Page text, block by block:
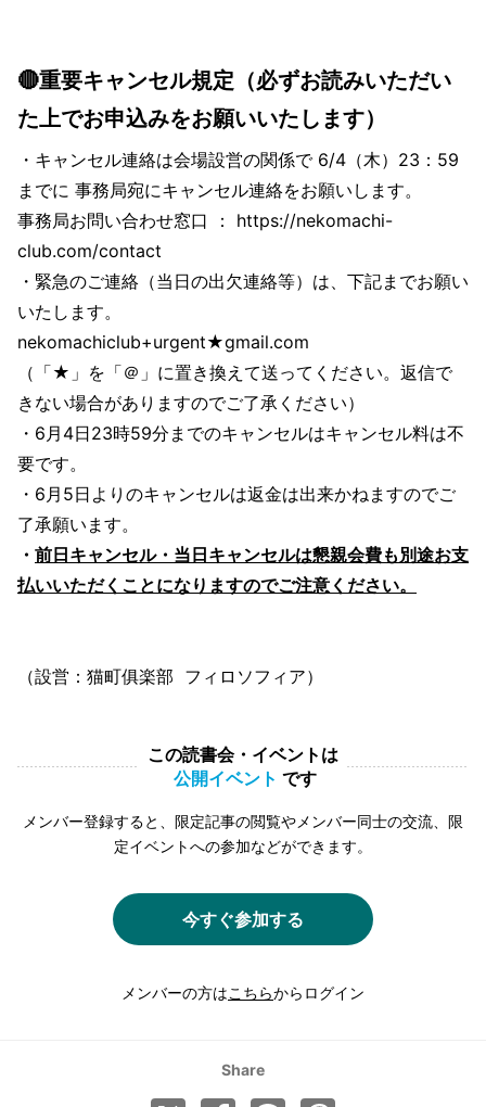
🔴重要キャンセル規定（必ずお読みいただい
た上でお申込みをお願いいたします）
・キャンセル連絡は会場設営の関係で 6/4（木）23：59
までに 事務局宛にキャンセル連絡をお願いします。
事務局お問い合わせ窓口 ： https://nekomachi-
club.com/contact
・緊急のご連絡（当日の出欠連絡等）は、下記までお願い
いたします。
nekomachiclub+urgent★gmail.com
（「★」を「＠」に置き換えて送ってください。返信で
きない場合がありますのでご了承ください）
・6月4日23時59分までのキャンセルはキャンセル料は不
要です。
・6月5日よりのキャンセルは返金は出来かねますのでご
了承願います。
・ 前日キャンセル・当日キャンセルは懇親会費も別途お支
払いいただくことになりますのでご注意ください。
（設営：猫町俱楽部 フィロソフィア）
この読書会・イベントは
公開イベント です
メンバー登録すると、限定記事の閲覧やメンバー同士の交流、限
定イベントへの参加などができます。
今すぐ参加する
メンバーの方はこちらからログイン
Share